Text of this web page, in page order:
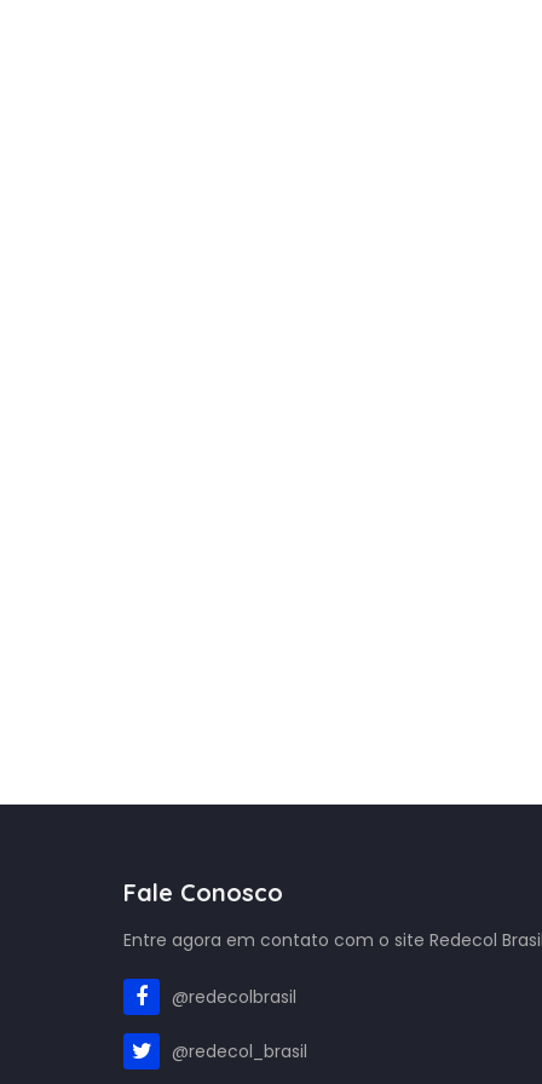
Fale Conosco
Entre agora em contato com o site Redecol
@redecolbrasil
@redecol_brasil